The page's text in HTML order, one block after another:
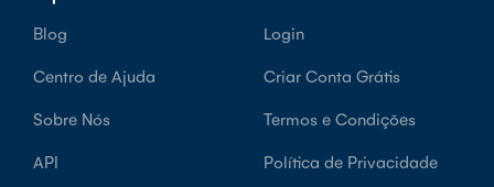
Blog
Centro de Ajuda
Sobre Nós
API
Login
Criar Conta Grátis
Termos e Condições
Política de Privacidade